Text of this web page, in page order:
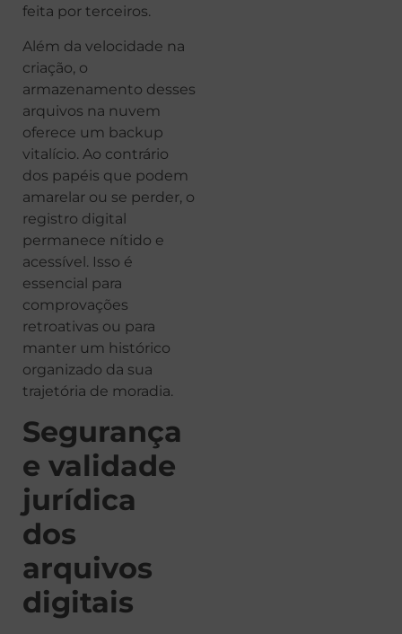
feita por terceiros.
Além da velocidade na
criação, o
armazenamento desses
arquivos na nuvem
oferece um backup
vitalício. Ao contrário
dos papéis que podem
amarelar ou se perder, o
registro digital
permanece nítido e
acessível. Isso é
essencial para
comprovações
retroativas ou para
manter um histórico
organizado da sua
trajetória de moradia.
Segurança
e validade
jurídica
dos
arquivos
digitais